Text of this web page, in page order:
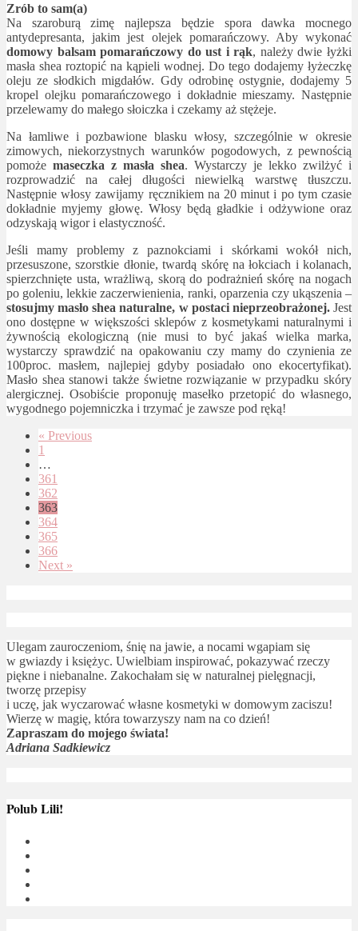
Zrób to sam(a)
Na szaroburą zimę najlepsza będzie spora dawka mocnego
antydepresanta, jakim jest olejek pomarańczowy. Aby wykonać
domowy balsam pomarańczowy do ust i rąk, należy dwie łyżki
masła shea roztopić na kąpieli wodnej. Do tego dodajemy łyżeczkę
oleju ze słodkich migdałów. Gdy odrobinę ostygnie, dodajemy 5
kropel olejku pomarańczowego i dokładnie mieszamy. Następnie
przelewamy do małego słoiczka i czekamy aż stężeje.
Na łamliwe i pozbawione blasku włosy, szczególnie w okresie
zimowych, niekorzystnych warunków pogodowych, z pewnością
pomoże maseczka z masła shea. Wystarczy je lekko zwilżyć i
rozprowadzić na całej długości niewielką warstwę tłuszczu.
Następnie włosy zawijamy ręcznikiem na 20 minut i po tym czasie
dokładnie myjemy głowę. Włosy będą gładkie i odżywione oraz
odzyskają wigor i elastyczność.
Jeśli mamy problemy z paznokciami i skórkami wokół nich,
przesuszone, szorstkie dłonie, twardą skórę na łokciach i kolanach,
spierzchnięte usta, wrażliwą, skorą do podrażnień skórę na nogach
po goleniu, lekkie zaczerwienienia, ranki, oparzenia czy ukąszenia –
stosujmy masło shea naturalne, w postaci nieprzeobrażonej. Jest
ono dostępne w większości sklepów z kosmetykami naturalnymi i
żywnością ekologiczną (nie musi to być jakaś wielka marka,
wystarczy sprawdzić na opakowaniu czy mamy do czynienia ze
100proc. masłem, najlepiej gdyby posiadało ono ekocertyfikat).
Masło shea stanowi także świetne rozwiązanie w przypadku skóry
alergicznej. Osobiście proponuję masełko przetopić do własnego,
wygodnego pojemniczka i trzymać je zawsze pod ręką!
« Previous
1
…
361
362
363
364
365
366
Next »
Ulegam zauroczeniom, śnię na jawie, a nocami wgapiam się
w gwiazdy i księżyc. Uwielbiam inspirować, pokazywać rzeczy
piękne i niebanalne. Zakochałam się w naturalnej pielęgnacji,
tworzę przepisy
i uczę, jak wyczarować własne kosmetyki w domowym zaciszu!
Wierzę w magię, która towarzyszy nam na co dzień!
Zapraszam do mojego świata!
Adriana Sadkiewicz
Polub Lili!